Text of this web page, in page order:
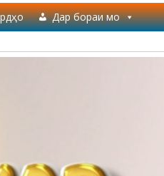
Дар бораи мо